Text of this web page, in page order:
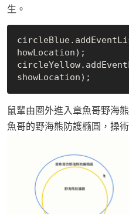
生。
howLocation);
鼠輩由圈外進入章魚哥野海
魚哥的野海熊防護橢圓，操